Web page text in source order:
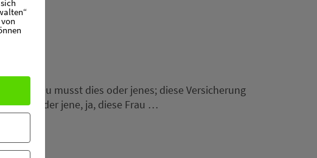
Du musst dies oder jenes; diese Versicherung
oder jene, ja, diese Frau …